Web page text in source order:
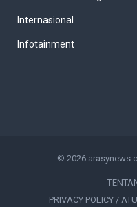
Internasional
Infotainment
© 2026
PRIVACY POLICY /